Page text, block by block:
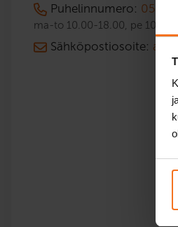
Puhelinnumero: 050
ma-to 10.00-18.00, pe 10.00-
Sähköpostiosoite: